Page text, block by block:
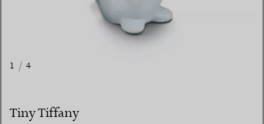
1 / 4
Tiny Tiffany